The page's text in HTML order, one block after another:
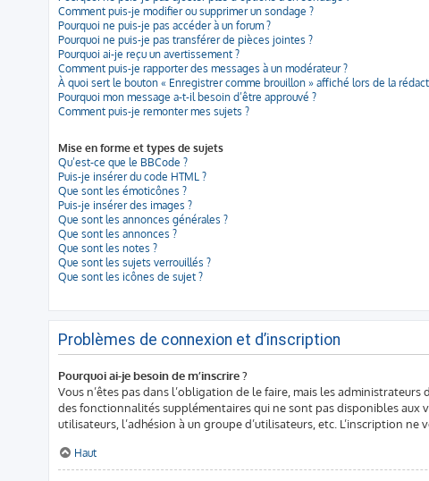
Comment puis-je modifier ou supprimer un sondage ?
Pourquoi ne puis-je pas accéder à un forum ?
Pourquoi ne puis-je pas transférer de pièces jointes ?
Pourquoi ai-je reçu un avertissement ?
Comment puis-je rapporter des messages à un modérateur ?
À quoi sert le bouton « Enregistrer comme brouillon » affiché lors de la
Pourquoi mon message a-t-il besoin d’être approuvé ?
Comment puis-je remonter mes sujets ?
Mise en forme et types de sujets
Qu’est-ce que le BBCode ?
Puis-je insérer du code HTML ?
Que sont les émoticônes ?
Puis-je insérer des images ?
Que sont les annonces générales ?
Que sont les annonces ?
Que sont les notes ?
Que sont les sujets verrouillés ?
Que sont les icônes de sujet ?
Problèmes de connexion et d’inscription
Pourquoi ai-je besoin de m’inscrire ?
Vous n’êtes pas dans l’obligation de le faire, mais les
des fonctionnalités supplémentaires qui ne sont pas disponibles aux
utilisateurs, l’adhésion à un groupe d’utilisateurs, etc. L’inscription
Haut